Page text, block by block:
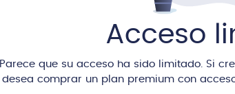
Acceso
Parece que su acceso ha sido limitado. Si
desea comprar un plan premium con